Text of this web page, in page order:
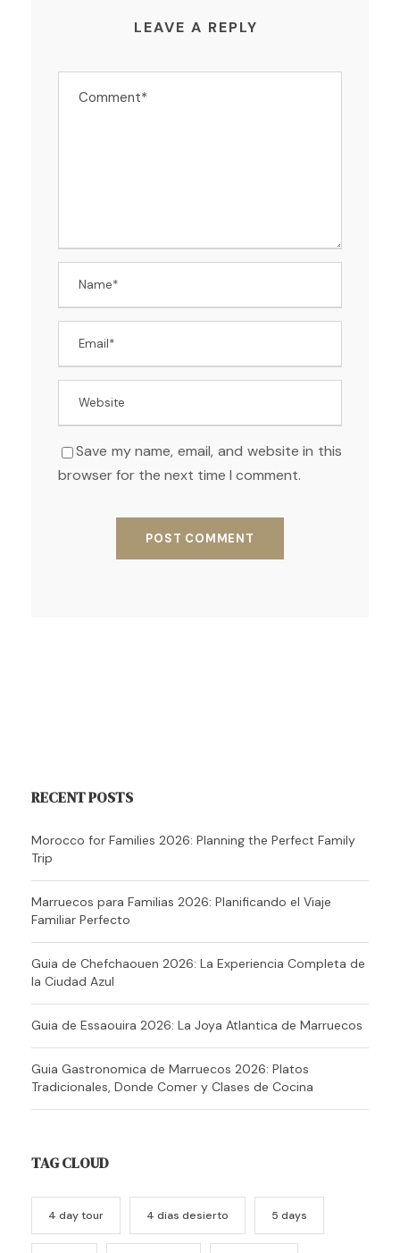
LEAVE A REPLY
Save my name, email, and website in this
browser for the next time I comment.
RECENT POSTS
Morocco for Families 2026: Planning the Perfect Family
Trip
Marruecos para Familias 2026: Planificando el Viaje
Familiar Perfecto
Guia de Chefchaouen 2026: La Experiencia Completa de
la Ciudad Azul
Guia de Essaouira 2026: La Joya Atlantica de Marruecos
Guia Gastronomica de Marruecos 2026: Platos
Tradicionales, Donde Comer y Clases de Cocina
TAG CLOUD
4 day tour 4 dias desierto 5 days